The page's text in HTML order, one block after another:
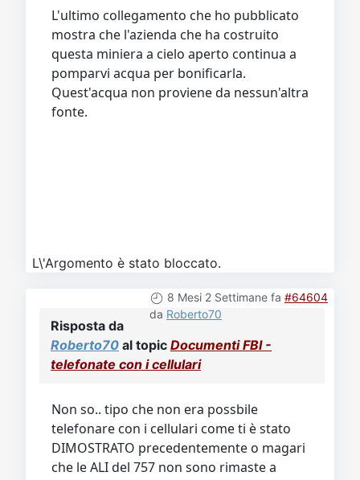
L'ultimo collegamento che ho pubblicato
mostra che l'azienda che ha costruito
questa miniera a cielo aperto continua a
pomparvi acqua per bonificarla.
Quest'acqua non proviene da nessun'altra
fonte.
L\'Argomento è stato bloccato.
8 Mesi 2 Settimane fa #64604
da Roberto70
Risposta da
Roberto70 al topic Documenti FBI -
telefonate con i cellulari
Non so.. tipo che non era possbile
telefonare con i cellulari come ti è stato
DIMOSTRATO precedentemente o magari
che le ALI del 757 non sono rimaste a